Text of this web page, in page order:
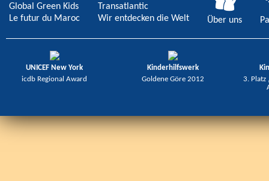
Global Green Kids
Le futur du Maroc
Transatlantic
Wir entdecken die Welt
Über uns
UNICEF New York
icdb Regional Award
Kinderhilfswerk
Goldene Göre 2012
3. Platz